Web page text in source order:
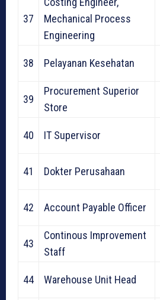
37
Mechanical Process
Engineering
38 Pelayanan Kesehatan
39
Procurement Superior
Store
40 IT Supervisor
41 Dokter Perusahaan
42 Account Payable Officer
43
Continous Improvement
Staff
44 Warehouse Unit Head